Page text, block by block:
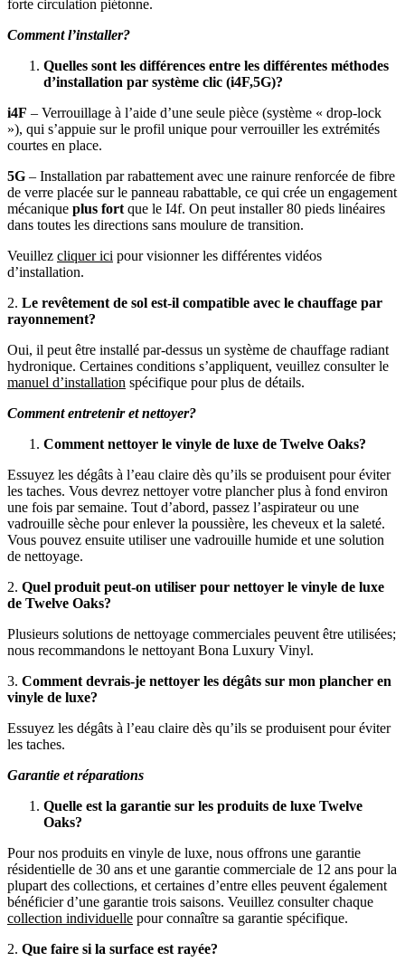
forte circulation piétonne.
Comment l’installer?
Quelles sont les différences entre les différentes méthodes
d’installation par système clic (i4F,5G)?
i4F – Verrouillage à l’aide d’une seule pièce (système « drop-lock
»), qui s’appuie sur le profil unique pour verrouiller les extrémités
courtes en place.
5G – Installation par rabattement avec une rainure renforcée de fibre
de verre placée sur le panneau rabattable, ce qui crée un engagement
mécanique plus fort que le I4f. On peut installer 80 pieds linéaires
dans toutes les directions sans moulure de transition.
Veuillez cliquer ici pour visionner les différentes vidéos
d’installation.
2. Le revêtement de sol est-il compatible avec le chauffage par
rayonnement?
Oui, il peut être installé par-dessus un système de chauffage radiant
hydronique. Certaines conditions s’appliquent, veuillez consulter le
manuel d’installation spécifique pour plus de détails.
Comment entretenir et nettoyer?
Comment nettoyer le vinyle de luxe de Twelve Oaks?
Essuyez les dégâts à l’eau claire dès qu’ils se produisent pour éviter
les taches. Vous devrez nettoyer votre plancher plus à fond environ
une fois par semaine. Tout d’abord, passez l’aspirateur ou une
vadrouille sèche pour enlever la poussière, les cheveux et la saleté.
Vous pouvez ensuite utiliser une vadrouille humide et une solution
de nettoyage.
2. Quel produit peut-on utiliser pour nettoyer le vinyle de luxe
de Twelve Oaks?
Plusieurs solutions de nettoyage commerciales peuvent être utilisées;
nous recommandons le nettoyant Bona Luxury Vinyl.
3. Comment devrais-je nettoyer les dégâts sur mon plancher en
vinyle de luxe?
Essuyez les dégâts à l’eau claire dès qu’ils se produisent pour éviter
les taches.
Garantie et réparations
Quelle est la garantie sur les produits de luxe Twelve
Oaks?
Pour nos produits en vinyle de luxe, nous offrons une garantie
résidentielle de 30 ans et une garantie commerciale de 12 ans pour la
plupart des collections, et certaines d’entre elles peuvent également
bénéficier d’une garantie trois saisons. Veuillez consulter chaque
collection individuelle pour connaître sa garantie spécifique.
2. Que faire si la surface est rayée?